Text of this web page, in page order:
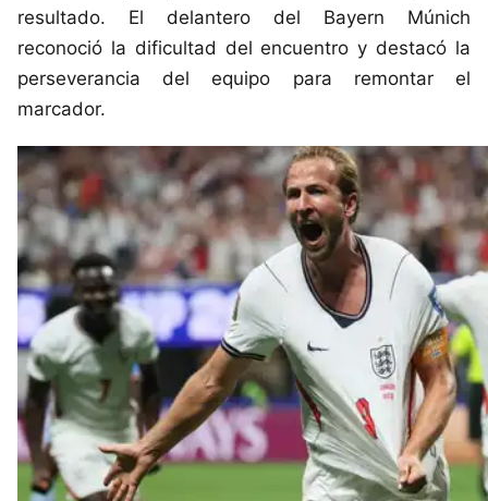
resultado. El delantero del Bayern Múnich
reconoció la dificultad del encuentro y destacó la
perseverancia del equipo para remontar el
marcador.